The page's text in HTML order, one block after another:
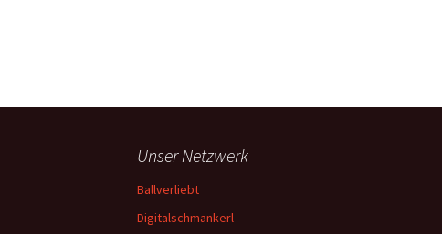
Unser Netzwerk
Ballverliebt
Digitalschmankerl